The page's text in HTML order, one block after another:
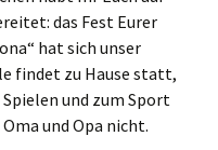
das Fest Eurer
hat sich unser
findet zu Hause statt,
und zum Sport
und Opa nicht.